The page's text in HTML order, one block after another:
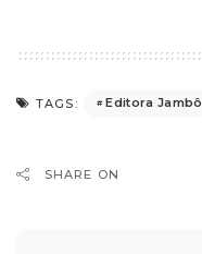
TAGS: Editora Jambô
SHARE ON